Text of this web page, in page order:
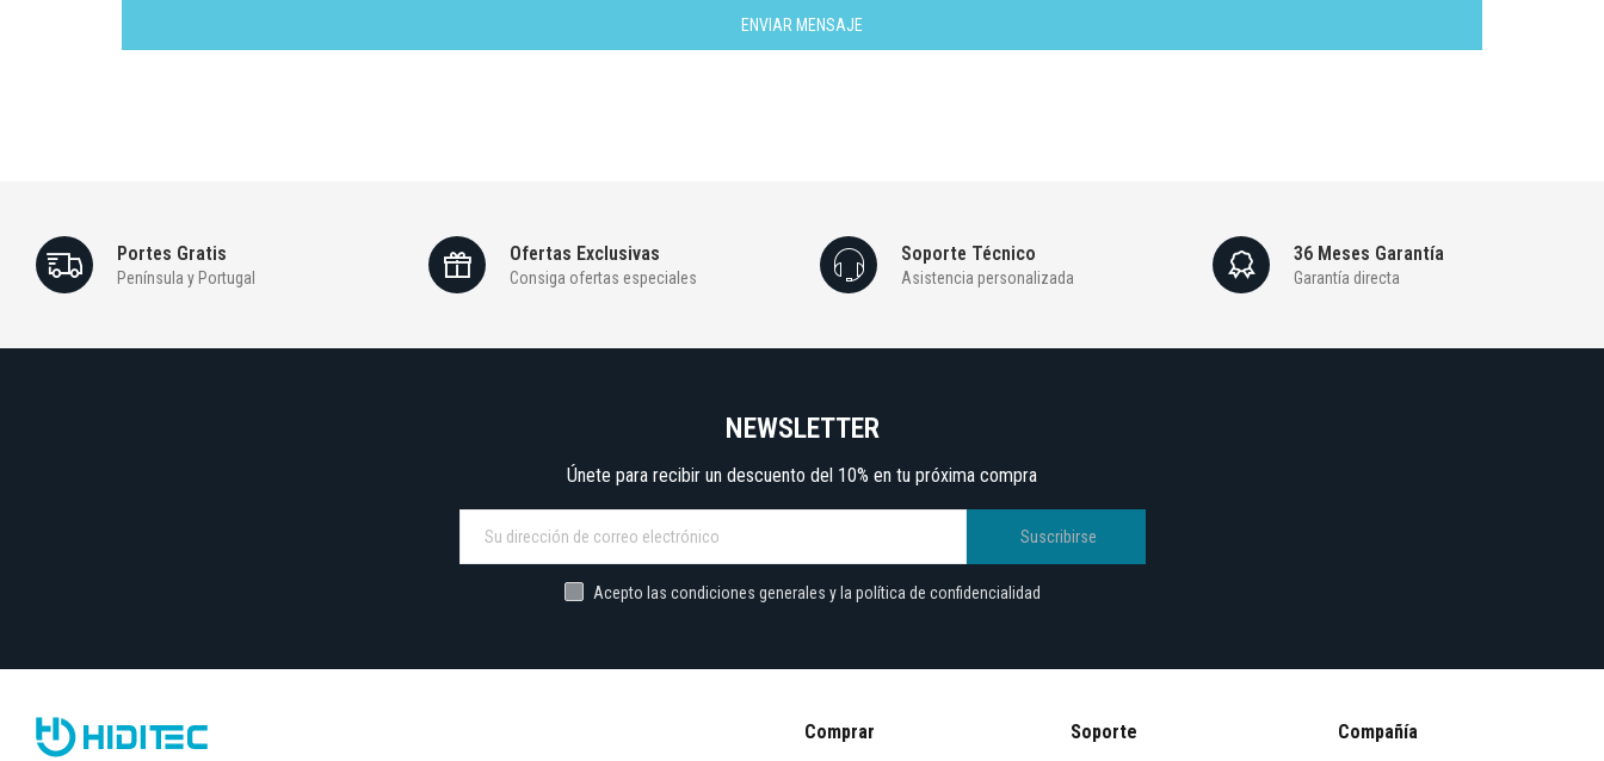
ENVIAR MENSAJE
Portes Gratis
Península y Portugal
Ofertas Exclusivas
Consiga ofertas especiales
Soporte Técnico
Asistencia personalizada
36 Meses Garantía
Garantía directa
NEWSLETTER
Únete para recibir un descuento del 10% en tu próxima compra
Suscribirse
Acepto las condiciones generales y la política de confidencialidad
Comprar Soporte Compañía